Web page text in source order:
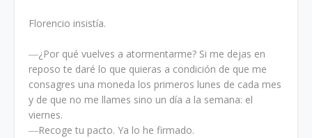
Florencio insistía.
―¿Por qué vuelves a atormentarme? Si me dejas en
reposo te daré lo que quieras a condición de que me
consagres una moneda los primeros lunes de cada mes
y de que no me llames sino un día a la semana: el
viernes.
―Recoge tu pacto. Ya lo he firmado.